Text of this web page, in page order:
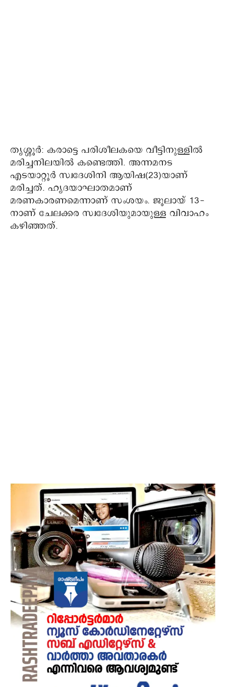
തൃശ്ശൂര്‍: കരാട്ടെ പരിശീലകയെ വീട്ടിനുള്ളില്‍
മരിച്ചനിലയില്‍ കണ്ടെത്തി. അന്നമനട
എടയാറ്റൂര്‍ സ്വദേശിനി ആയിഷ(23)യാണ്
മരിച്ചത്. ഹൃദയാഘാതമാണ്
മരണകാരണമെന്നാണ് സംശയം. ജൂലായ് 13-
നാണ് ചേലക്കര സ്വദേശിയുമായുള്ള വിവാഹം
കഴിഞ്ഞത്.